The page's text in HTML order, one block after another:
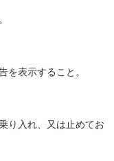
表示すること。
入れ、又は止めてお